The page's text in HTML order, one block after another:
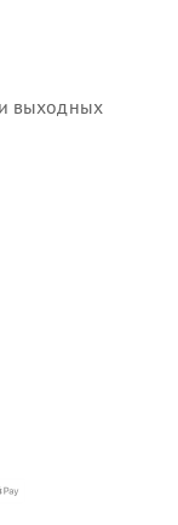
выходных